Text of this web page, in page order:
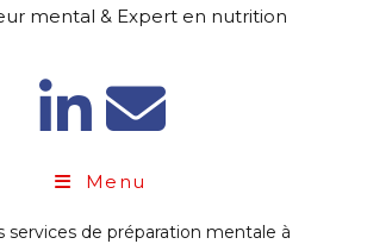
mental & Expert en nutrition
Menu
services de préparation mentale à